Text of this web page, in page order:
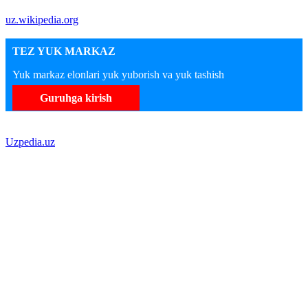
uz.wikipedia.org
TEZ YUK MARKAZ
Yuk markaz elonlari yuk yuborish va yuk tashish
Guruhga kirish
Uzpedia.uz